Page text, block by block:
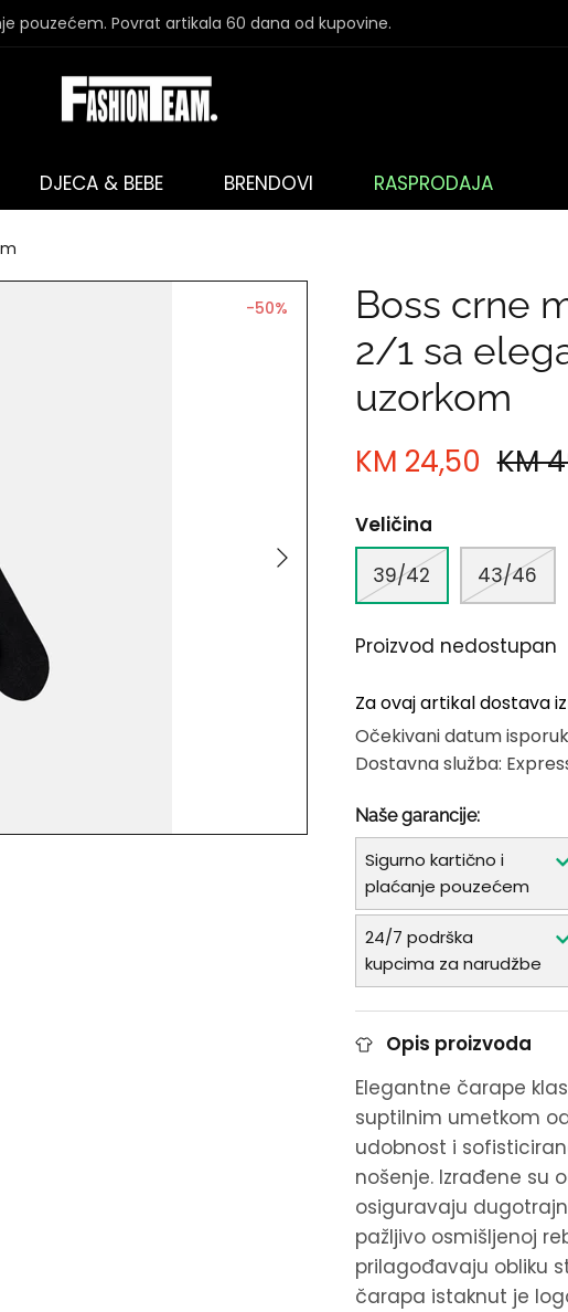
pouzećem. Povrat artikala 60 dana od kupovine.
DJECA & BEBE BRENDOVI RASPRODAJA
-50%
Boss crne
2/1 sa
uzorkom
KM 24,50 KM
Veličina
39/42
43/46
Proizvod nedostupan
Za ovaj artikal dostava
Očekivani datum
Dostavna služba:
Naše garancije:
Sigurno kartično i
plaćanje pouzećem
24/7 podrška
kupcima za narudžbe
Opis proizvoda
Elegantne čarape
suptilnim umetkom
udobnost i
nošenje. Izrađene su
osiguravaju
pažljivo osmišljenoj
prilagođavaju obliku
čarapa istaknut je